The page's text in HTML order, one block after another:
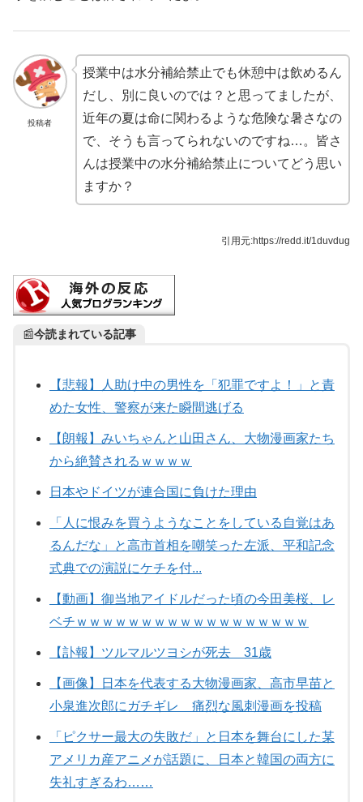
投稿者
授業中は水分補給禁止でも休憩中は飲めるん
だし、別に良いのでは？と思ってましたが、
近年の夏は命に関わるような危険な暑さなの
で、そうも言ってられないのですね…。皆さ
んは授業中の水分補給禁止についてどう思い
ますか？
引用元:https://redd.it/1duvdug
📰今読まれている記事
【悲報】人助け中の男性を「犯罪ですよ！」と責
めた女性、警察が来た瞬間逃げる
【朗報】みいちゃんと山田さん、大物漫画家たち
から絶賛されるｗｗｗｗ
日本やドイツが連合国に負けた理由
「人に恨みを買うようなことをしている自覚はあ
るんだな」と高市首相を嘲笑った左派、平和記念
式典での演説にケチを付...
【動画】御当地アイドルだった頃の今田美桜、レ
ベチｗｗｗｗｗｗｗｗｗｗｗｗｗｗｗｗｗｗ
【訃報】ツルマルツヨシが死去 31歳
【画像】日本を代表する大物漫画家、高市早苗と
小泉進次郎にガチギレ 痛烈な風刺漫画を投稿
「ピクサー最大の失敗だ」と日本を舞台にした某
アメリカ産アニメが話題に、日本と韓国の両方に
失礼すぎるわ……